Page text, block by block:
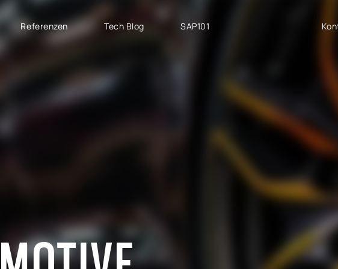
SAP Implementierung
Hicron Innovation
Software House
Strategisches
ABAP / Fiori apps
SAP BTP
Referenzen Tech Blog SAP101